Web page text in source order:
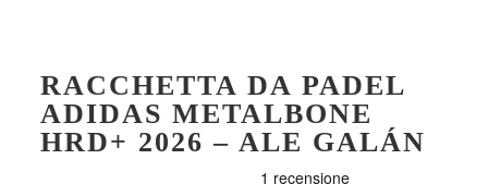
RACCHETTA DA PADEL
ADIDAS METALBONE
HRD+ 2026 – ALE GALÁN